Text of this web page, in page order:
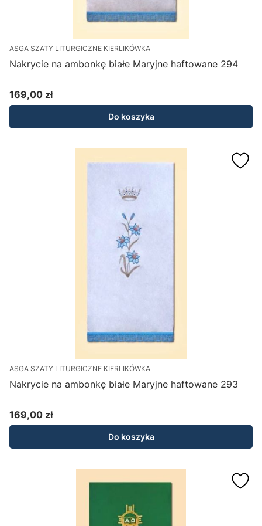
ASGA SZATY LITURGICZNE KIERLIKÓWKA
Nakrycie na ambonkę białe Maryjne haftowane 294
Cena
169,00 zł
Do koszyka
ASGA SZATY LITURGICZNE KIERLIKÓWKA
Nakrycie na ambonkę białe Maryjne haftowane 293
Cena
169,00 zł
Do koszyka